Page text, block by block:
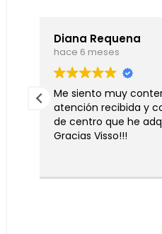
Diana Requena
hace 6 meses
Me siento muy
atención recibida y
de centro que he
Gracias Visso!!!